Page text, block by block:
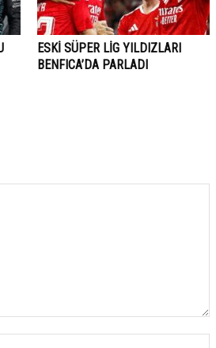
ESKİ SÜPER LİG YILDIZLARI
BENFICA’DA PARLADI